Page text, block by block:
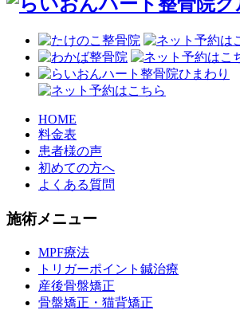
HOME
料金表
患者様の声
初めての方へ
よくある質問
施術メニュー
MPF療法
トリガーポイント鍼治療
産後骨盤矯正
骨盤矯正・猫背矯正